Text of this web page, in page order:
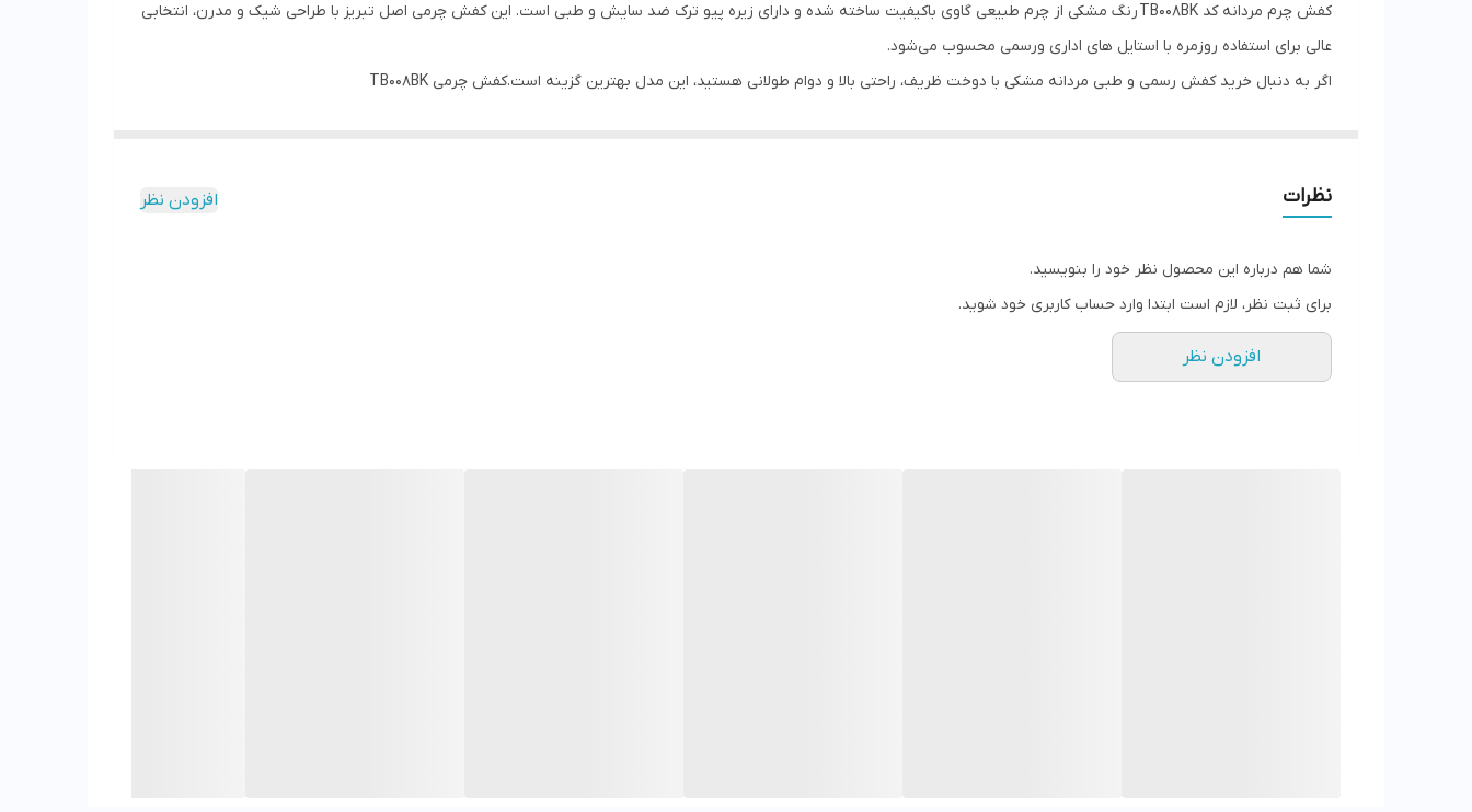
کفش چرم مردانه کد TB008BK رنگ مشکی از چرم طبیعی گاوی باکیفیت ساخته شده و دارای زیره پیو ترک ضد سایش و طبی است. این کفش چرمی اصل تبریز با طراحی شیک و مدرن، انتخابی
عالی برای استفاده روزمره با استایل های اداری ورسمی محسوب می‌شود.
اگر به دنبال خرید کفش رسمی و طبی مردانه مشکی با دوخت ظریف، راحتی بالا و دوام طولانی هستید، این مدل بهترین گزینه است.کفش چرمی TB008BK
نظرات افزودن نظر
شما هم درباره این محصول نظر خود را بنویسید.
برای ثبت نظر، لازم است ابتدا وارد حساب کاربری خود شوید.
افزودن نظر